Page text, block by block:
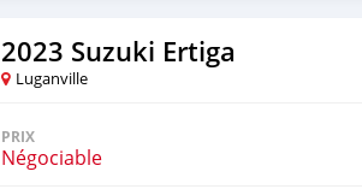
2023 Suzuki Ertiga
Luganville
PRIX
Négociable